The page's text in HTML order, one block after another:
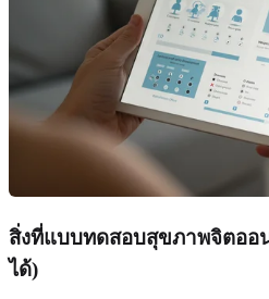
สิ่งที่แบบทดสอบสุขภาพจิตออ
ได้)